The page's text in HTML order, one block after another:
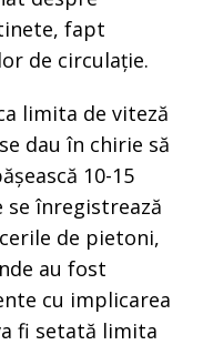
fapt
de circulație.
limita de viteză
dau în chirie să
10-15
se înregistrează
de pietoni,
au fost
cu implicarea
fi setată limita